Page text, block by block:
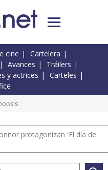
cine
Cartelera
Avances
Tráilers
y actrices
Carteles
protagonizan 'El día de